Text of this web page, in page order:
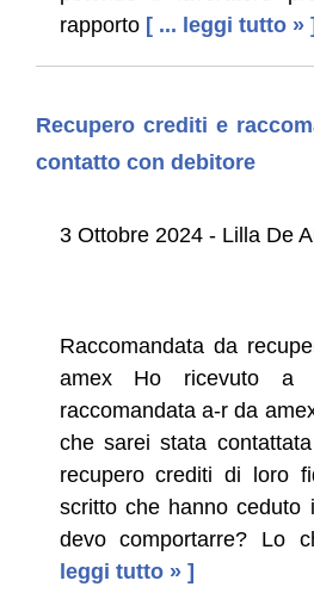
rapporto [ ... leggi tutto »
Recupero crediti e
contatto con debitore
3 Ottobre 2024 - Lilla De
Raccomandata da
amex Ho ricevuto a
raccomandata a-r da
che sarei stata
recupero crediti di loro
scritto che hanno ceduto
devo comportarre? Lo
leggi tutto » ]